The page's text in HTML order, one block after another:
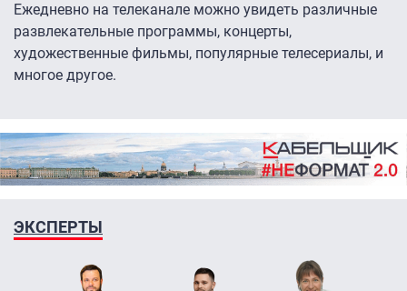
Ежедневно на телеканале можно увидеть различные
развлекательные программы, концерты,
художественные фильмы, популярные телесериалы, и
многое другое.
ЭКСПЕРТЫ